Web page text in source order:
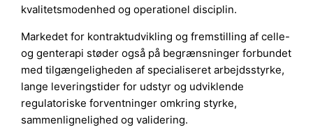
kvalitetsmodenhed og operationel disciplin.
Markedet for kontraktudvikling og fremstilling af celle-
og genterapi støder også på begrænsninger forbundet
med tilgængeligheden af specialiseret arbejdsstyrke,
lange leveringstider for udstyr og udviklende
regulatoriske forventninger omkring styrke,
sammenlignelighed og validering.